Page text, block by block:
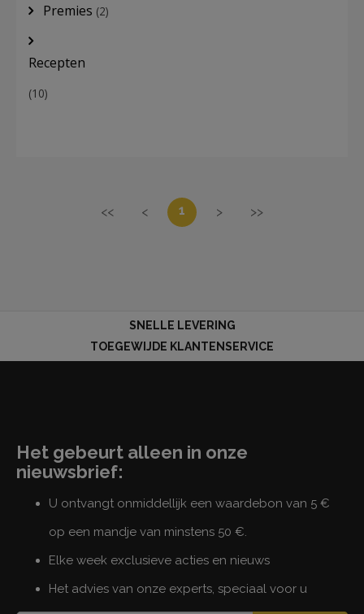
Premies (2)
Recepten
(10)
<< < 1 > >>
SNELLE LEVERING
TOEGEWIJDE KLANTENSERVICE
Het gebeurt alleen in onze
nieuwsbrief:
U ontvangt onmiddellijk een waardebon van 5 €
op een mandje van minstens 50 €.
Elke week exclusieve acties en nieuws
Het advies van onze experts, speciaal voor u